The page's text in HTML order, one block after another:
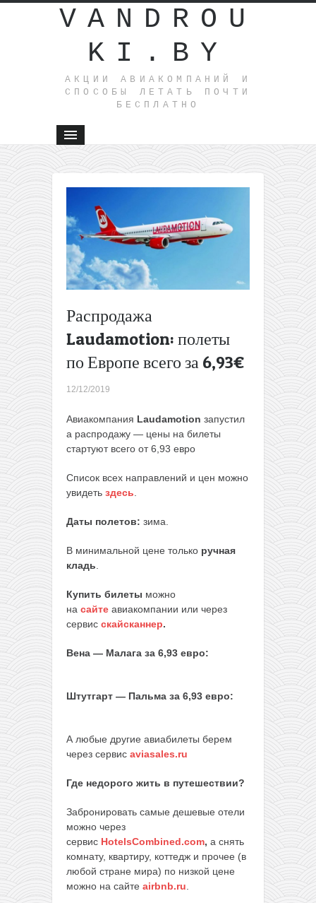
VANDROU
KI.BY
АКЦИИ АВИАКОМПАНИЙ И
СПОСОБЫ ЛЕТАТЬ ПОЧТИ
БЕСПЛАТНО
Распродажа
Laudamotion: полеты
по Европе всего за 6,93€
12/12/2019
Авиакомпания Laudamotion запустил
а распродажу — цены на билеты
стартуют всего от 6,93 евро
Список всех направлений и цен можно
увидеть здесь
Даты полетов: зима.
В минимальной цене только ручная
кладь
Купить билеты можно
на сайте авиакомпании или через
сервис скайсканнер.
Вена — Малага за 6,93 евро:
Штутгарт — Пальма за 6,93 евро:
А любые другие авиабилеты берем
через сервис aviasales.ru
Где недорого жить в путешествии?
Забронировать самые дешевые отели
можно через
сервис HotelsCombined.com, а снять
комнату, квартиру, коттедж и прочее (в
любой стране мира) по низкой цене
можно на сайте airbnb.ru
Полеты
из
Москвы
Майами
всего за
обратно
4* отеле
в центре
человека